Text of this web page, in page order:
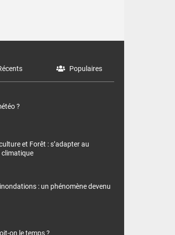
Populaires
?
et Forêt : s’adapter au
: un phénomène devenu
on le temps ?